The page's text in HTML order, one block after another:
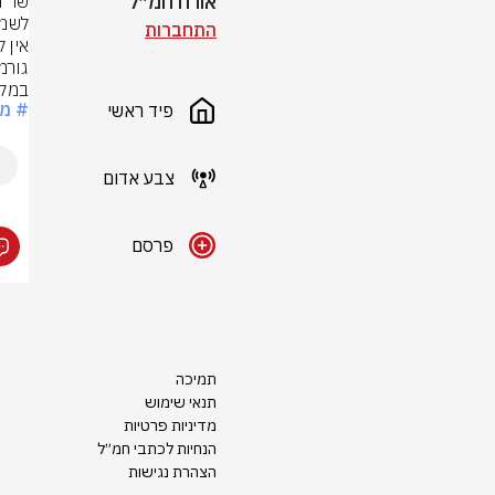
התחברות
פיד ראשי
צבע אדום
פרסם
תמיכה
תנאי שימוש
מדיניות פרטיות
הנחיות לכתבי חמ״ל
הצהרת נגישות
#